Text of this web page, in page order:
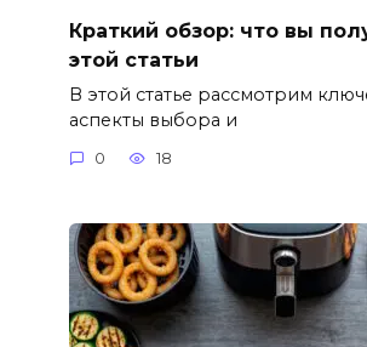
Краткий обзор: что вы
этой статьи
В этой статье рассмотрим
аспекты выбора и
0 18